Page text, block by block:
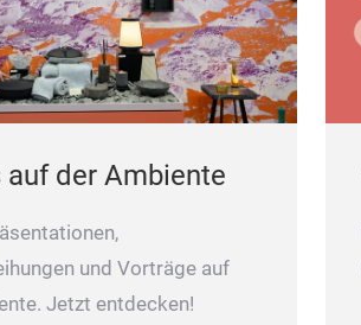
auf der Ambiente
und Vorträge auf
Jetzt entdecken!